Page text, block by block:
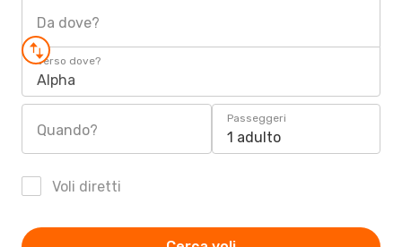
Da dove?
Verso dove?
Alpha
Quando?
Passeggeri
1 adulto
Voli diretti